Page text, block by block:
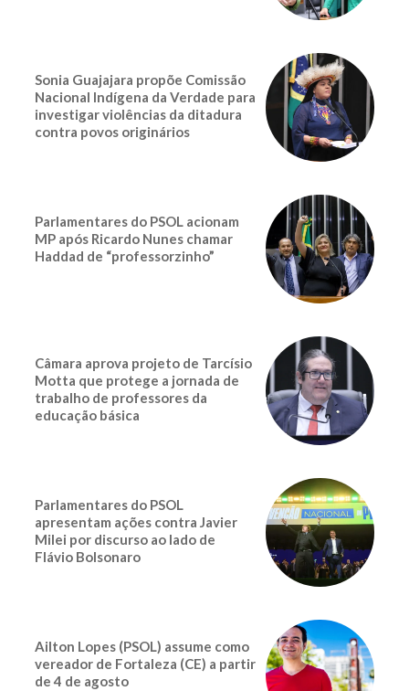
Sonia Guajajara propõe Comissão
Nacional Indígena da Verdade para
investigar violências da ditadura
contra povos originários
Parlamentares do PSOL acionam
MP após Ricardo Nunes chamar
Haddad de “professorzinho”
Câmara aprova projeto de Tarcísio
Motta que protege a jornada de
trabalho de professores da
educação básica
Parlamentares do PSOL
apresentam ações contra Javier
Milei por discurso ao lado de
Flávio Bolsonaro
Ailton Lopes (PSOL) assume como
vereador de Fortaleza (CE) a partir
de 4 de agosto